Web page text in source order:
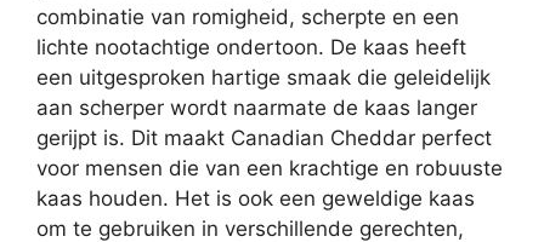
combinatie van romigheid, scherpte en een
lichte nootachtige ondertoon. De kaas heeft
een uitgesproken hartige smaak die geleidelijk
aan scherper wordt naarmate de kaas langer
gerijpt is. Dit maakt Canadian Cheddar perfect
voor mensen die van een krachtige en robuuste
kaas houden. Het is ook een geweldige kaas
om te gebruiken in verschillende gerechten,